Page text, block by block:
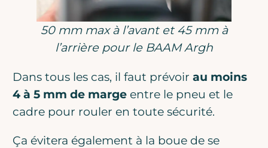
50 mm max à l’avant et 45 mm à
l’arrière pour le BAAM Argh
Dans tous les cas, il faut prévoirau moins
4 à 5 mm de marge entre le pneu et le
cadre pour rouler en toute sécurité.
Ça évitera également à la boue de se